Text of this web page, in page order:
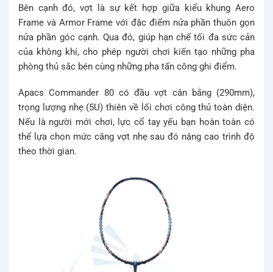
Bên cạnh đó, vợt là sự kết hợp giữa kiểu khung Aero
Frame và Armor Frame với đặc điểm nửa phần thuôn gọn
nửa phần góc cạnh. Qua đó, giúp hạn chế tối đa sức cản
của không khí, cho phép người chơi kiến tạo những pha
phòng thủ sắc bén cùng những pha tấn công ghi điểm.
Apacs Commander 80 có đầu vợt cân bằng (290mm),
trọng lượng nhẹ (5U) thiên về lối chơi công thủ toàn diện.
Nếu là người mới chơi, lực cổ tay yếu bạn hoàn toàn có
thể lựa chọn mức căng vợt nhẹ sau đó nâng cao trình độ
theo thời gian.